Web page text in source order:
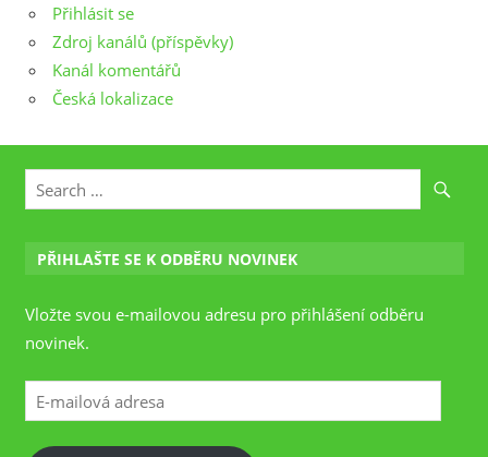
Přihlásit se
Zdroj kanálů (příspěvky)
Kanál komentářů
Česká lokalizace
PŘIHLAŠTE SE K ODBĚRU NOVINEK
Vložte svou e-mailovou adresu pro přihlášení odběru
novinek.
E-
mailová
adresa